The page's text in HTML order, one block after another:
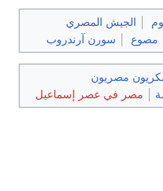
الجيش المصري
مصوع سورن آرندروب
مصريون
مصر في عصر إسماعيل